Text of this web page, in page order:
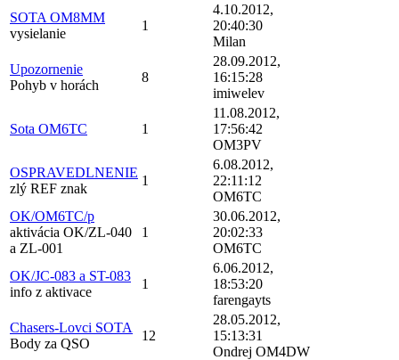
SOTA OM8MM
vysielanie
1
4.10.2012,
20:40:30
Milan
Upozornenie
Pohyb v horách
8
28.09.2012,
16:15:28
imiwelev
Sota OM6TC 1
11.08.2012,
17:56:42
OM3PV
OSPRAVEDLNENIE
zlý REF znak
1
6.08.2012,
22:11:12
OM6TC
OK/OM6TC/p
aktivácia OK/ZL-040
a ZL-001
1
30.06.2012,
20:02:33
OM6TC
OK/JC-083 a ST-083
info z aktivace
1
6.06.2012,
18:53:20
farengayts
Chasers-Lovci SOTA
Body za QSO
12
28.05.2012,
15:13:31
Ondrej OM4DW